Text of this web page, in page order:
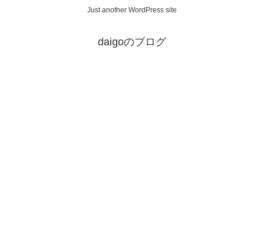
Just another WordPress site
daigoのブログ